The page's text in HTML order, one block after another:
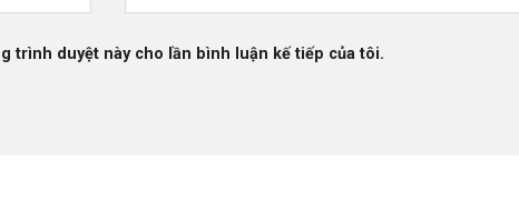
trình duyệt này cho lần bình luận kế tiếp của tôi.